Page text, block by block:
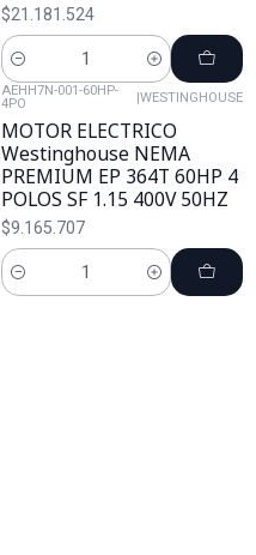
$21.181.524
Cantidad
AEHH7N-001-60HP-
4PO
|WESTINGHOUSE
MOTOR ELECTRICO
Westinghouse NEMA
PREMIUM EP 364T 60HP 4
POLOS SF 1.15 400V 50HZ
$9.165.707
Cantidad